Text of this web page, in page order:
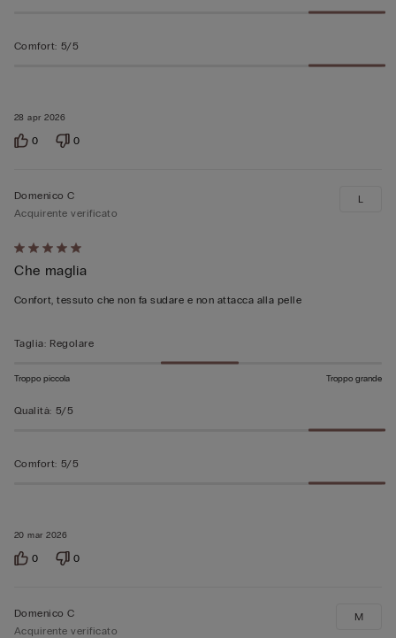
28 apr 2026
Comfort: 5/5
0 0
Valutato
5
su
20 mar 2026
Domenico C
Acquirente verificato
Che maglia
Confort, tessuto che non fa sudare e non attacca alla pelle
L
Taglia: Regolare
Troppo piccola Troppo grande
Qualità: 5/5
Comfort: 5/5
0 0
Domenico C
Acquirente verificato
M